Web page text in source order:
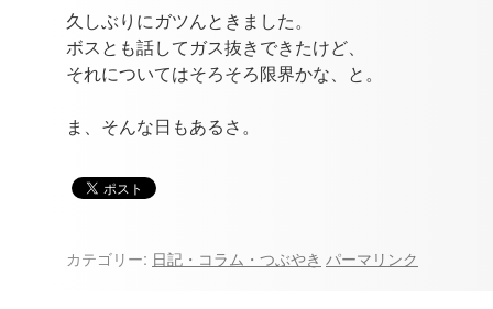
久しぶりにガツんときました。
ボスとも話してガス抜きできたけど、
それについてはそろそろ限界かな、と。
ま、そんな日もあるさ。
カテゴリー: 日記・コラム・つぶやき パーマリンク